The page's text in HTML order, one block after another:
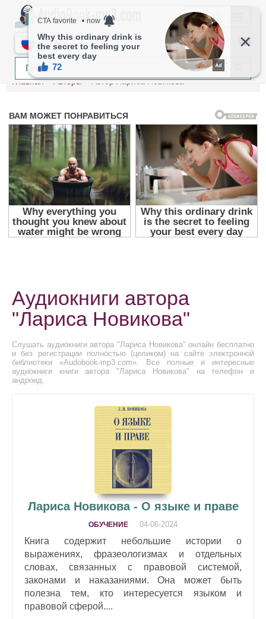
МЕНЮ
RU
Главная Авторы Автор Лариса Новикова
Аудиокниги автора
"Лариса Новикова"
Слушать аудиокниги автора "Лариса Новикова" онлайн бесплатно
и без регистрации полностью (целиком) на сайте электронной
библиотеки «Audobook-mp3.com». Все полные и интересные
аудиокниги книги автора "Лариса Новикова" на телефон и
андроид.
Лариса Новикова - О языке и праве
ОБУЧЕНИЕ 04-06-2024
Книга содержит небольшие истории о
выражениях, фразеологизмах и отдельных
словах, связанных с правовой системой,
законами и наказаниями. Она может быть
полезна тем, кто интересуется языком и
правовой сферой....